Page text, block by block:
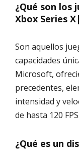
¿Qué son los
Xbox Series
Son aquellos
capacidades
Microsoft,
precedentes,
intensidad y
de hasta 120 FPS.
¿Qué es un